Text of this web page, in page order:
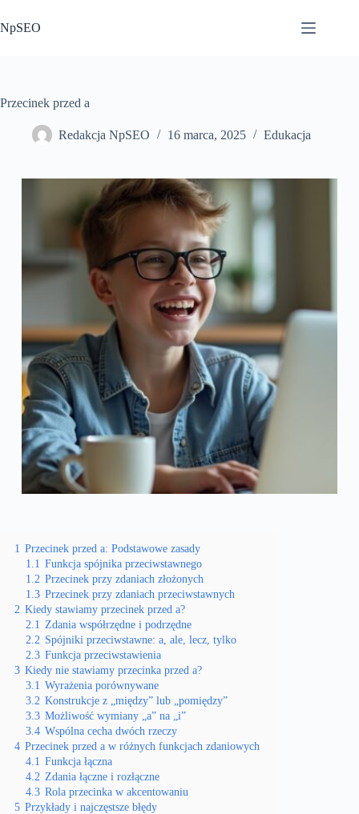
do
treści
NpSEO
Przecinek przed a
Redakcja NpSEO 16 marca, 2025 Edukacja
1 Przecinek przed a: Podstawowe zasady
1.1 Funkcja spójnika przeciwstawnego
1.2 Przecinek przy zdaniach złożonych
1.3 Przecinek przy zdaniach przeciwstawnych
2 Kiedy stawiamy przecinek przed a?
2.1 Zdania współrzędne i podrzędne
2.2 Spójniki przeciwstawne: a, ale, lecz, tylko
2.3 Funkcja przeciwstawienia
3 Kiedy nie stawiamy przecinka przed a?
3.1 Wyrażenia porównywane
3.2 Konstrukcje z „między” lub „pomiędzy”
3.3 Możliwość wymiany „a” na „i”
3.4 Wspólna cecha dwóch rzeczy
4 Przecinek przed a w różnych funkcjach zdaniowych
4.1 Funkcja łączna
4.2 Zdania łączne i rozłączne
4.3 Rola przecinka w akcentowaniu
5 Przykłady i najczęstsze błędy